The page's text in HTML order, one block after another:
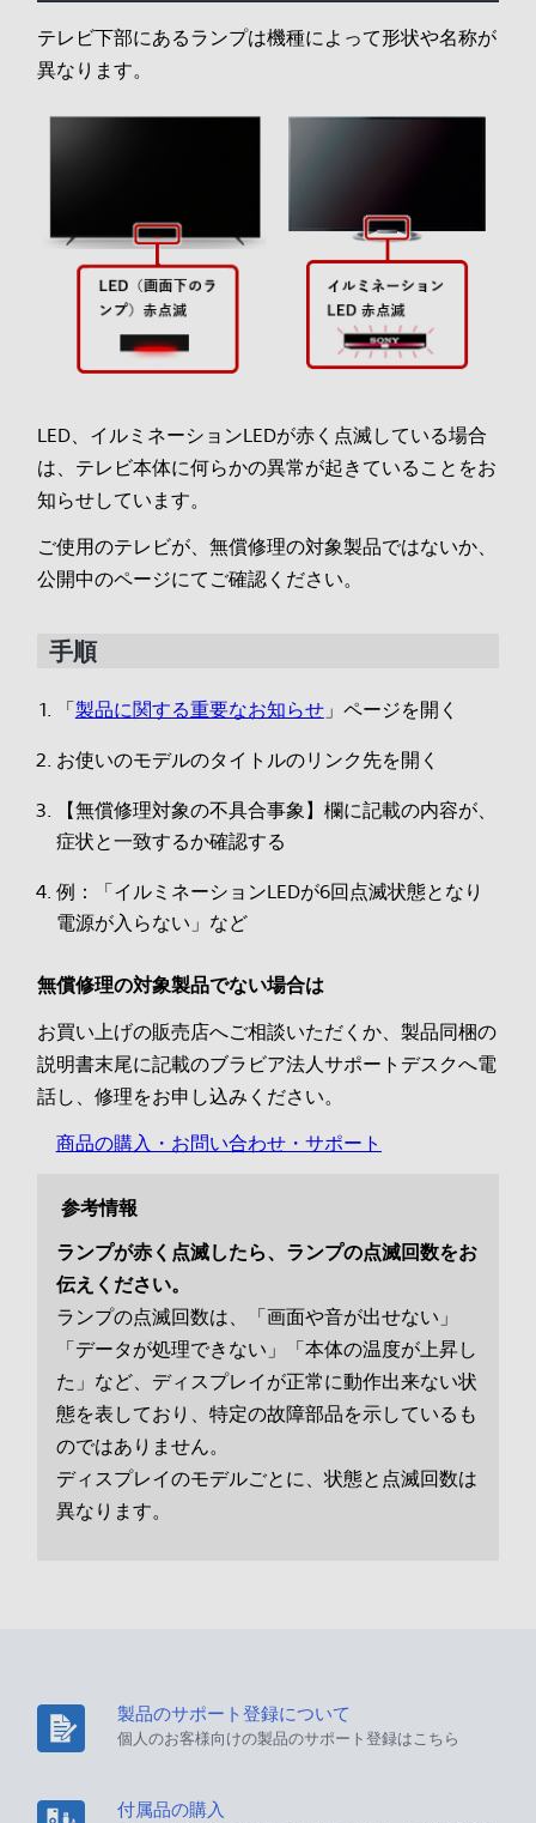
テレビ下部にあるランプは機種によって形状や名称が
異なります。
LED、イルミネーションLEDが赤く点滅している場合
は、テレビ本体に何らかの異常が起きていることをお
知らせしています。
ご使用のテレビが、無償修理の対象製品ではないか、
公開中のページにてご確認ください。
手順
「製品に関する重要なお知らせ」ページを開く
お使いのモデルのタイトルのリンク先を開く
【無償修理対象の不具合事象】欄に記載の内容が、
症状と一致するか確認する
例：「イルミネーションLEDが6回点滅状態となり
電源が入らない」など
無償修理の対象製品でない場合は
お買い上げの販売店へご相談いただくか、製品同梱の
説明書末尾に記載のブラビア法人サポートデスクへ電
話し、修理をお申し込みください。
商品の購入・お問い合わせ・サポート
参考情報
ランプが赤く点滅したら、ランプの点滅回数をお
伝えください。
ランプの点滅回数は、「画面や音が出せない」
「データが処理できない」「本体の温度が上昇し
た」など、ディスプレイが正常に動作出来ない状
態を表しており、特定の故障部品を示しているも
のではありません。
ディスプレイのモデルごとに、状態と点滅回数は
異なります。
製品のサポート登録について
個人のお客様向けの製品のサポート登録はこちら
付属品の購入